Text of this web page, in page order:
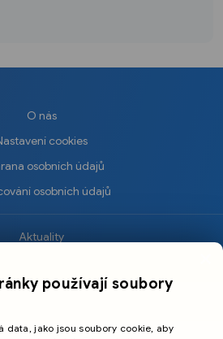
O nás
cookies
osobních údajů
osobních údajů
Aktuality
Sportpoužívají soubory
data, jako jsou soubory cookie, aby